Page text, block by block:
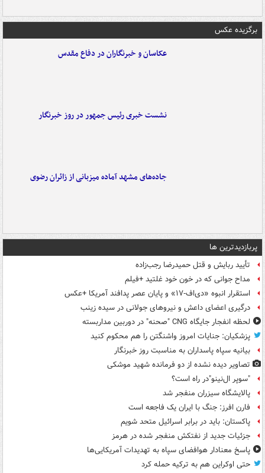
برگزیده عکس
عکاسان و خبرنگاران در دفاع مقدس
نشست خبری رئیس جمهور در روز خبرنگار
جاده‌های مشهد آماده میزبانی از زائران رضوی
پربازدیدترین ها
تأیید ربایش و قتل حمیدرضا رجب‌زاده
مداح جوانی که در خون خود غلتید +فیلم
استقرار انبوه «دی‌اف‑۱۷» و پایان عصر پدافند آمریکا +عکس
درگیری اعضای داعش و نیروهای جولانی در سیده زینب
لحظه انفجار جایگاه CNG "صحنه" در دوربین مداربسته
پزشکیان: جنایات امروز واشنگتن را هم محکوم کنید
بیانیه سپاه پاسداران به مناسبت روز خبرنگار
تصاویر دیده‌ نشده از دو فرمانده شهید موشکی
"سوپر ال‌نینو"در راه است؟
پالایشگاه سیزران منفجر شد
فارن افرز: جنگ با ایران یک فاجعه است
پاکستان: باید در برابر اسرائیل متحد شویم
جزئیات جدید از نفتکش منفجر شده در هرمز
پاسخ معنادار هوافضای سپاه به تهدیدات آمریکایی‌ها
حتی اوکراین هم به ترکیه حمله کرد